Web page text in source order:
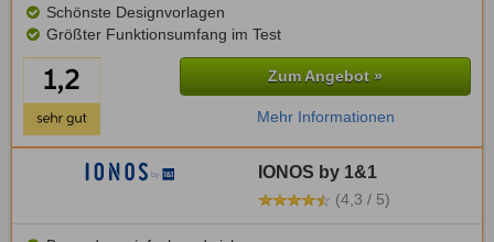
Schönste Designvorlagen
Größter Funktionsumfang im Test
Zum Angebot »
Mehr Informationen
IONOS by 1&1
(4,3 / 5)